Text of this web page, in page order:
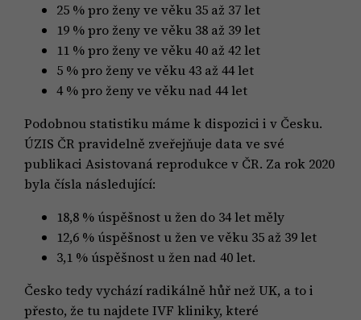
25 % pro ženy ve věku 35 až 37 let
19 % pro ženy ve věku 38 až 39 let
11 % pro ženy ve věku 40 až 42 let
5 % pro ženy ve věku 43 až 44 let
4 % pro ženy ve věku nad 44 let
Podobnou statistiku máme k dispozici i v Česku.
ÚZIS ČR pravidelně zveřejňuje data ve své
publikaci Asistovaná reprodukce v ČR. Za rok 2020
byla čísla následující:
18,8 % úspěšnost u žen do 34 let měly
12,6 % úspěšnost u žen ve věku 35 až 39 let
3,1 % úspěšnost u žen nad 40 let.
Česko tedy vychází radikálně hůř než UK, a to i
přesto, že tu najdete IVF kliniky, které